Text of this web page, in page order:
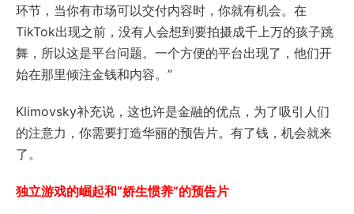
环节，当你有市场可以交付内容时，你就有机会。在
TikTok出现之前，没有人会想到要拍摄成千上万的孩子跳
舞，所以这是平台问题。一个方便的平台出现了，他们开
始在那里倾注金钱和内容。”
Klimovsky补充说，这也许是金融的优点，为了吸引人们
的注意力，你需要打造华丽的预告片。有了钱，机会就来
了。
独立游戏的崛起和“娇生惯养”的预告片